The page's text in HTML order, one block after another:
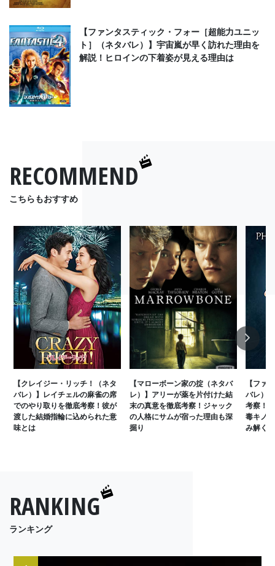
【ファンタスティック・フォー［超能力ユニッ
ト］（ネタバレ）】宇宙嵐が早く訪れた理由を
解説！ヒロインの下着姿が見える理由は
RECOMMEND
こちらもおすすめ
【クレイジー・リッチ！（ネタ
バレ）】レイチェルの麻雀の席
でのやり取りを徹底考察！彼が
渡した結婚指輪に込められた意
味とは
【マローボーン家の掟（ネタバ
レ）】アリーが薬を片付けた結
末の真意を徹底考察！ジャック
の人格にサムが宿った理由も深
掘り
【ファ
バレ）
考察！
毒キノ
み解く
Next
RANKING
ランキング